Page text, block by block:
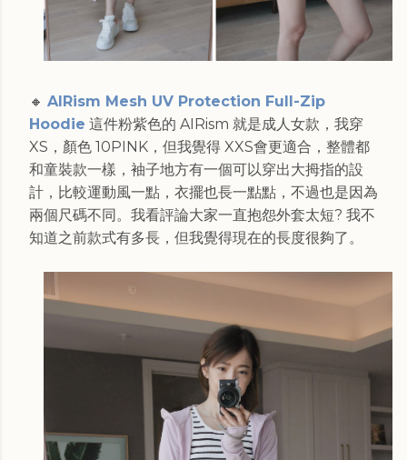
🔸 AIRism Mesh UV Protection Full-Zip
Hoodie 這件粉紫色的 AIRism 就是成人女款，我穿
XS，顏色 10PINK，但我覺得 XXS會更適合，整體都
和童裝款一樣，袖子地方有一個可以穿出大拇指的設
計，比較運動風一點，衣擺也長一點點，不過也是因為
兩個尺碼不同。我看評論大家一直抱怨外套太短? 我不
知道之前款式有多長，但我覺得現在的長度很夠了。